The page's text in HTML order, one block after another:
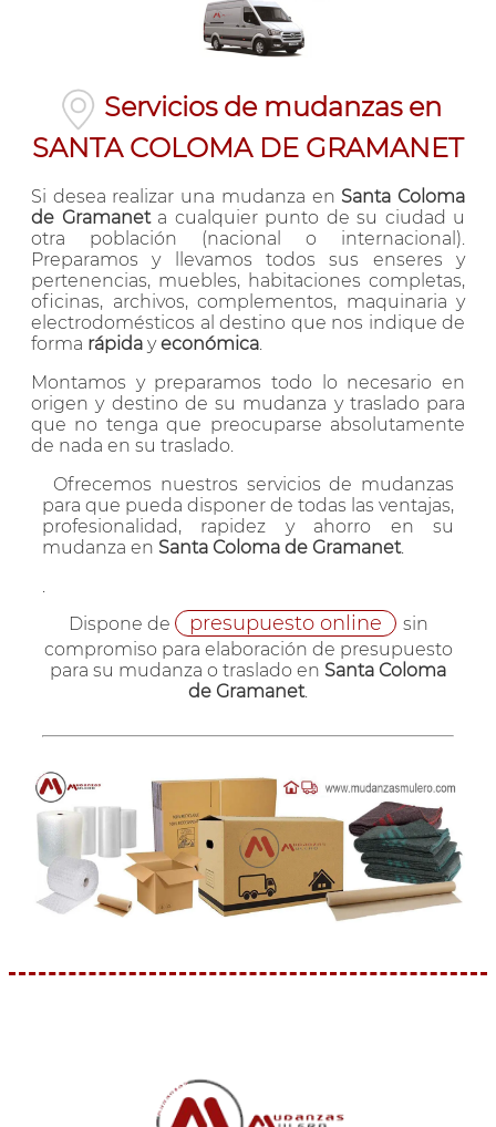
Servicios de mudanzas en
SANTA COLOMA DE GRAMANET
Si desea realizar una mudanza en Santa Coloma
de Gramaneta cualquier punto de su ciudad u
otra población (nacional o internacional).
Preparamos y llevamos todos sus enseres y
pertenencias, muebles, habitaciones completas,
oficinas, archivos, complementos, maquinaria y
electrodomésticos al destino que nos indique de
forma rápida yeconómica.
Montamos y preparamos todo lo necesario en
origen y destino de su mudanza y traslado para
que no tenga que preocuparse absolutamente
de nada en su traslado.
Ofrecemos nuestros servicios de mudanzas
para que pueda disponer de todas las ventajas,
profesionalidad, rapidez y ahorro en su
mudanza en Santa Coloma de Gramanet.
.
Dispone de
presupuesto online
sin
compromiso para elaboración de presupuesto
para su mudanza o traslado en Santa Coloma
de Gramanet.